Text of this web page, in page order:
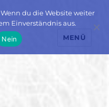
MENÜ
du die Website weiter
Einverständnis aus.
Nein